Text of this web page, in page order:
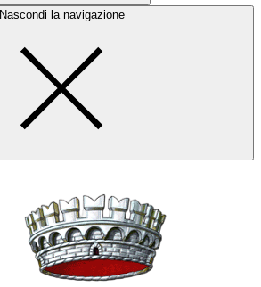
Nascondi la navigazione